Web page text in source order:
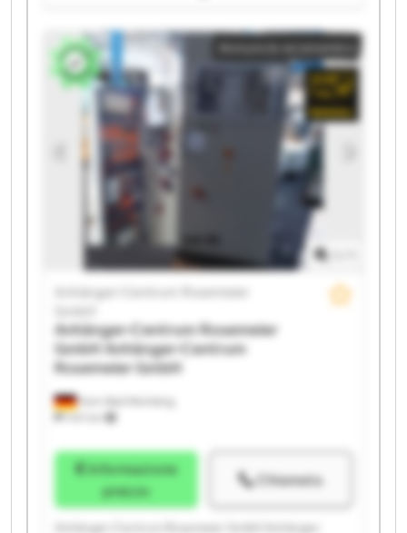
Anhänger-Centrum Rosemeier GmbH Anhänger-
Centrum Rosemeier GmbH Anhänger-Centrum
Rosemeier GmbH Anhänger-Centrum Rosemeier
GmbH Anhänger-Centrum Rosemeier GmbH
Anhänger-Centrum Rosemeier GmbH Anhänger-
Centrum Rosemeier GmbH Anhänger-Centrum
Rosemeier GmbH Anhänger-Centrum Rosemeier
GmbH Anhänger-Centrum Rosemeier GmbH
Anhänger-Centrum Rosemeier GmbH Anhänger-
Centrum Rosemeier GmbH Anhänger-Centrum
Rosemeier GmbH Anhänger-Centrum Rosemeier
GmbH Anhänger-Centrum Rosemeier GmbH
Annuncio economico
Horn-Bad Meinberg
1.147 km
Anhänger-Centrum Rosemeier
Anhänger-Centrum Rosemeier
GmbH Anhänger-Centrum
Rosemeier GmbH
prezzo
Chiamata